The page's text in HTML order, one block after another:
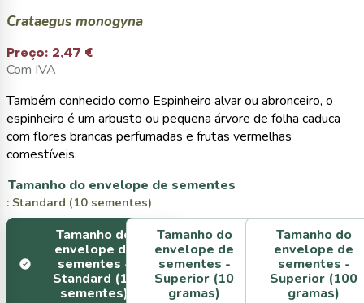
Crataegus monogyna
Preço: 2,47 €
Com IVA
Também conhecido como Espinheiro alvar ou abronceiro, o
espinheiro é um arbusto ou pequena árvore de folha caduca
com flores brancas perfumadas e frutas vermelhas
comestíveis.
Tamanho do envelope de sementes
: Standard (10 sementes)
Tamanho do
envelope de
sementes -
Standard (10
sementes)
Tamanho do
envelope de
sementes -
Superior (10
gramas)
Tamanho do
envelope de
sementes -
Superior (100
gramas)